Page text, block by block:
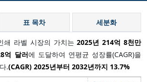
표 목차 세분화
쇄 라벨 시장의 가치는2025년 214억 8천만
억 달러에 도달하여 연평균 성장률(CAGR)을
.(CAGR) 2025년부터 2032년까지 13.7%